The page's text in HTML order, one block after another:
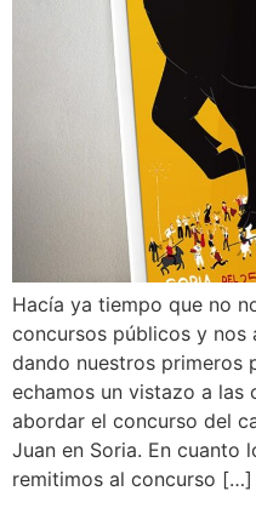
Hacía ya tiempo que no
concursos públicos y
dando nuestros primeros
echamos un vistazo a
abordar el concurso del
Juan en Soria. En cuanto
remitimos al concurso […]